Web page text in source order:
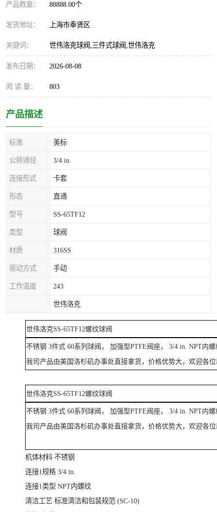
产品数量： 88888.00个
发货地址： 上海市奉贤区
关键词： 世伟洛克球阀,三件式球阀,世伟洛克
发布日期： 2026-08-08
阅 读 量： 803
产品描述
标准 美标
公称通径 3/4 in.
连接形式 卡套
形态 直通
型号 SS-65TF12
类型 球阀
材质 316SS
驱动方式 手动
工作温度 243
世伟洛克
世伟洛克SS-65TF12螺纹球阀
不锈钢3件式60系列球阀， 加强型PTFE阀座，3/4 in. NPT内螺
我司产品由美国洛杉矶办事处直接拿货，价格优势大，欢迎各
世伟洛克SS-65TF12螺纹球阀
不锈钢3件式60系列球阀， 加强型PTFE阀座，3/4 in. NPT内螺
我司产品由美国洛杉矶办事处直接拿货，价格优势大，欢迎各
机体材料 不锈钢
连接1规格 3/4 in.
连接1类型 NPT内螺纹
清洁工艺 标准清洁和包装规范 (SC-10)